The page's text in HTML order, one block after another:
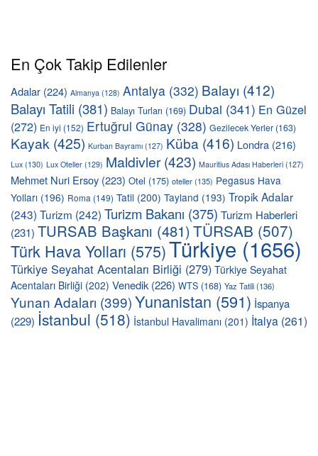
En Çok Takip Edilenler
Adalar (224) Almanya (128) Antalya (332) Balayı (412)
Balayı Tatili (381) Balayı Turları (169) Dubai (341) En Güzel
(272) En iyi (152) Ertuğrul Günay (328) Gezilecek Yerler (163)
Kayak (425) Kurban Bayramı (127) Küba (416) Londra (216)
Lux (130) Lux Oteller (129) Maldivler(423) Mauritius Adası Haberleri (127)
Mehmet Nuri Ersoy (223) Otel (175) oteller(135) Pegasus Hava
Yolları (196) Roma (149) Tatil (200) Tayland (193) Tropik Adalar
(243) Turizm (242) Turizm Bakanı (375) Turizm Haberleri
(231) TURSAB Başkanı (481)TÜRSAB (507)
Türk Hava Yolları (575)Türkiye (1656)
Türkiye Seyahat Acentaları Birliği (279) Türkiye Seyahat
Acentaları Birliği (202) Venedik (226) WTS (168) Yaz Tatili(136)
Yunan Adaları (399)Yunanistan (591) İspanya
(229) İstanbul (518) İstanbul Havalimanı (201) İtalya (261)